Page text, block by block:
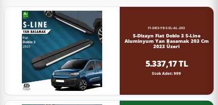
FI-DB3-YBS-SL-AL-203
S-Dizayn Fiat Doblo 3 S-Line
Aluminyum Yan Basamak 203 Cm
2023 Üzeri
5.337,17 TL
Stok Adet: 999